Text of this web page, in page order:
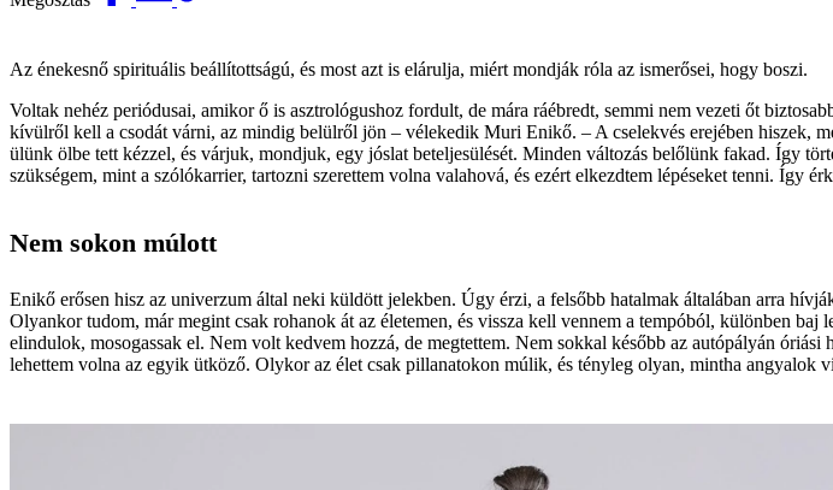
Az énekesnő spirituális beállítottságú, és most azt is elárulja, miért mondják róla az ismerősei, hogy boszi.
Voltak nehéz periódusai, amikor ő is asztrológushoz fordult, de mára ráébredt, semmi nem vezeti őt
kívülről kell a csodát várni, az mindig belülről jön – vélekedik Muri Enikő. – A cselekvés erejében hiszek,
ülünk ölbe tett kézzel, és várjuk, mondjuk, egy jóslat beteljesülését. Minden változás belőlünk fakad. Így
szükségem, mint a szólókarrier, tartozni szerettem volna valahová, és ezért elkezdtem lépéseket tenni. Így
Nem sokon múlott
Enikő erősen hisz az univerzum által neki küldött jelekben. Úgy érzi, a felsőbb hatalmak általában arra
Olyankor tudom, már megint csak rohanok át az életemen, és vissza kell vennem a tempóból, különben
elindulok, mosogassak el. Nem volt kedvem hozzá, de megtettem. Nem sokkal később az autópályán
lehettem volna az egyik ütköző. Olykor az élet csak pillanatokon múlik, és tényleg olyan, mintha angyalok